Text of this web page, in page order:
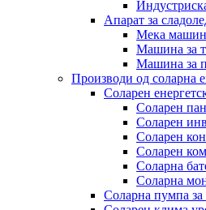
Апарат за
Мека
Машина за
Машина за
Производи од соларна
Соларен
Соларен
Соларен
Соларен
Соларен
Соларна
Соларна
Соларна пумпа за